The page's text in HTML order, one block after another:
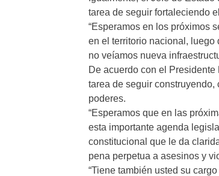
tarea de seguir fortaleciendo
“Esperamos en los próximos
en el territorio nacional, luego
no veíamos nueva
De acuerdo con el
tarea de seguir
poderes.
“Esperamos que en las
esta importante agenda
constitucional que le da
pena perpetua a asesinos y
“Tiene también usted su